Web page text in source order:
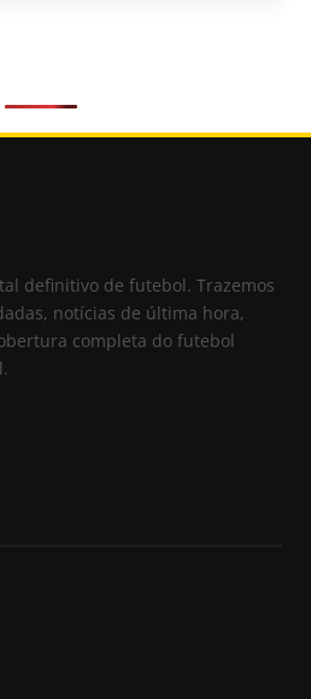
definitivo de futebol. Trazemos
notícias de última hora,
completa do futebol